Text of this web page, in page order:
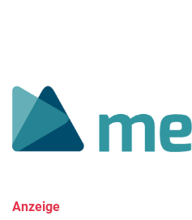
Anzeige